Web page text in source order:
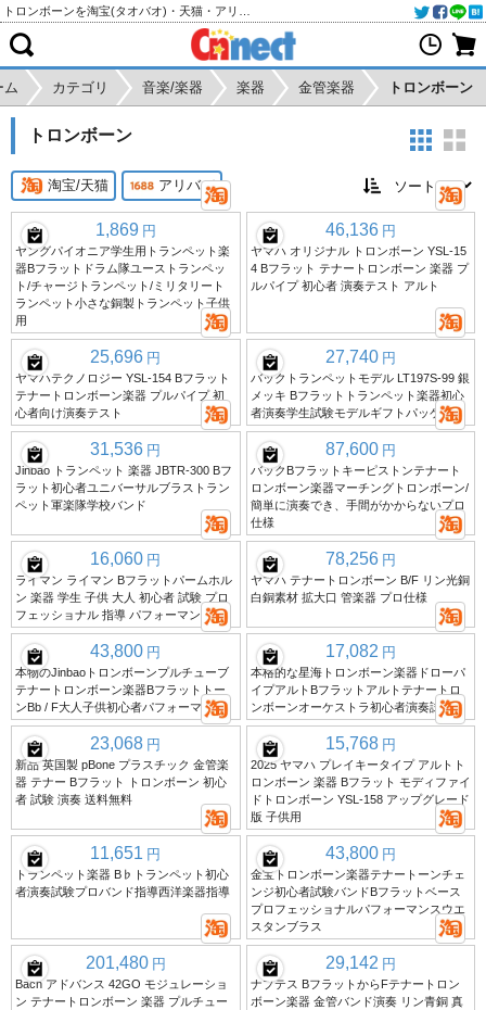
ム カテゴリ 音楽/楽器 楽器 金管楽器 トロンボーン
トロンボーン
淘宝/天猫 アリババ
1,869 円
ヤングパイオニア学生用トランペット楽
器Bフラットドラム隊ユーストランペッ
ト/チャージトランペット/ミリタリート
ランペット小さな銅製トランペット子供
用
46,136 円
ヤマハ オリジナル トロンボーン YSL-15
4 Bフラット テナートロンボーン 楽器 プ
ルパイプ 初心者 演奏テスト アルト
25,696 円
ヤマハテクノロジー YSL-154 Bフラット
テナートロンボーン楽器 プルパイプ 初
心者向け演奏テスト
27,740 円
バックトランペットモデル LT197S-99 銀
メッキ Bフラットトランペット楽器初心
者演奏学生試験モデルギフトパッケージ
31,536 円
Jinbao トランペット 楽器 JBTR-300 Bフ
ラット初心者ユニバーサルブラストラン
ペット軍楽隊学校バンド
87,600 円
バックBフラットキーピストンテナート
ロンボーン楽器マーチングトロンボーン/
簡単に演奏でき、手間がかからないプロ
仕様
16,060 円
ライマン ライマン Bフラットパームホル
ン 楽器 学生 子供 大人 初心者 試験 プロ
フェッショナル 指導 パフォーマンス
78,256 円
ヤマハ テナートロンボーン B/F リン光銅
白銅素材 拡大口 管楽器 プロ仕様
43,800 円
本物のJinbaoトロンボーンプルチューブ
テナートロンボーン楽器Bフラットトー
ンBb / F大人子供初心者パフォーマンス
17,082 円
本格的な星海トロンボーン楽器ドローパ
イプアルトBフラットアルトテナートロ
ンボーンオーケストラ初心者演奏試験
23,068 円
新品 英国製 pBone プラスチック 金管楽
器 テナー Bフラット トロンボーン 初心
者 試験 演奏 送料無料
15,768 円
2025 ヤマハ プレイキータイプ アルトト
ロンボーン 楽器 Bフラット モディファイ
ドトロンボーン YSL-158 アップグレード
版 子供用
11,651 円
トランペット楽器 B♭トランペット初心
者演奏試験プロバンド指導西洋楽器指導
43,800 円
金宝トロンボーン楽器テナートーンチェ
ンジ初心者試験バンドBフラットベース
プロフェッショナルパフォーマンスウエ
スタンブラス
201,480 円
Bach アドバンス 42GO モジュレーショ
ン テナートロンボーン 楽器 プルチュー
29,142 円
ナプテス BフラットからFテナートロン
ボーン楽器 金管バンド演奏 リン青銅 真